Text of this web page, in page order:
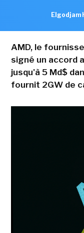
Elgodjam
AMD, le
signé un accord
jusqu'à 5 Md$
fournit 2GW de